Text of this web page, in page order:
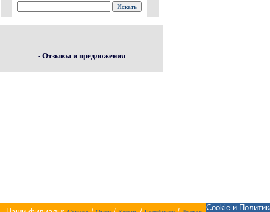
- Отзывы и предложения
Cookie и